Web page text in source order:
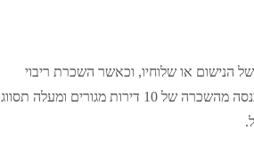
הנישום או שלוחיו, וכאשר השכרת ריבוי
דירות מצריכה היערכות מערכתית, יש בכך כדי לספק אינדיקציה משמעותית להתקיימות עסק של השכרה. אי לכך, לעמדת הרשות, הכנסה מהשכרה של 10 דירות מגורים ומעלה תסווג